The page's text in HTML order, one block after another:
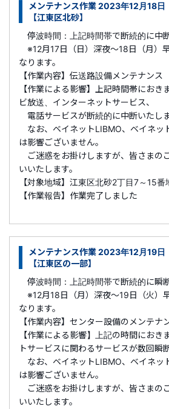
メンテナンス作業 2023年12月18
【江東区北砂】
停波時間：上記時間帯で断続的に中断
※12月17日（日）深夜～18日（月）
なります。
【作業内容】伝送路設備メンテナンス
【作業による影響】上記時間帯におき
ビ放送、インターネットサービス、
電話サービスが断続的に中断いたしま
なお、ベイネットLIBMO、ベイネッ
は影響ございません。
ご迷惑をお掛けしますが、皆さまの
いいたします。
【対象地域】江東区北砂2丁目7～15番
【作業報告】作業完了しました
メンテナンス作業 2023年12月19
【江東区の一部】
停波時間：上記時間帯で断続的に瞬断
※12月18日（月）深夜～19日（火）
なります。
【作業内容】センター設備のメンテナ
【作業による影響】上記の時間におき
トサービスに関わるサービスが数回瞬
なお、ベイネットLIBMO、ベイネッ
は影響ございません。
ご迷惑をお掛けしますが、皆さまの
いいたします。